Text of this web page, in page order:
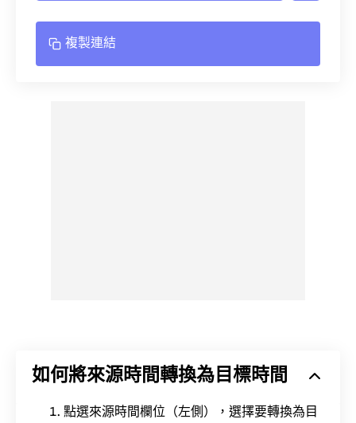
複製連結
如何將來源時間轉換為目標時間
點選來源時間欄位（左側），選擇要轉換為目